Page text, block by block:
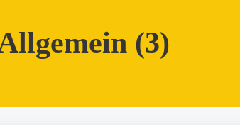
(3)